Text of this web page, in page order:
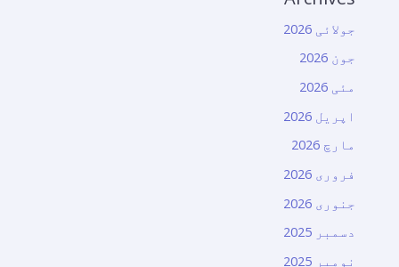
جولائی 2026
جون 2026
مئی 2026
اپریل 2026
مارچ 2026
فروری 2026
جنوری 2026
دسمبر 2025
نومبر 2025